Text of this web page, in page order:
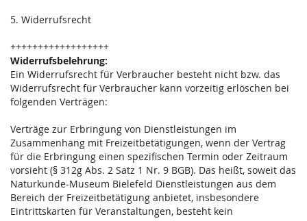
5. Widerrufsrecht
++++++++++++++++++
Widerrufsbelehrung:
Ein Widerrufsrecht für Verbraucher besteht nicht bzw. das
Widerrufsrecht für Verbraucher kann vorzeitig erlöschen bei
folgenden Verträgen:
Verträge zur Erbringung von Dienstleistungen im
Zusammenhang mit Freizeitbetätigungen, wenn der Vertrag
für die Erbringung einen spezifischen Termin oder Zeitraum
vorsieht (§ 312g Abs. 2 Satz 1 Nr. 9 BGB). Das heißt, soweit das
Naturkunde-Museum Bielefeld Dienstleistungen aus dem
Bereich der Freizeitbetätigung anbietet, insbesondere
Eintrittskarten für Veranstaltungen, besteht kein